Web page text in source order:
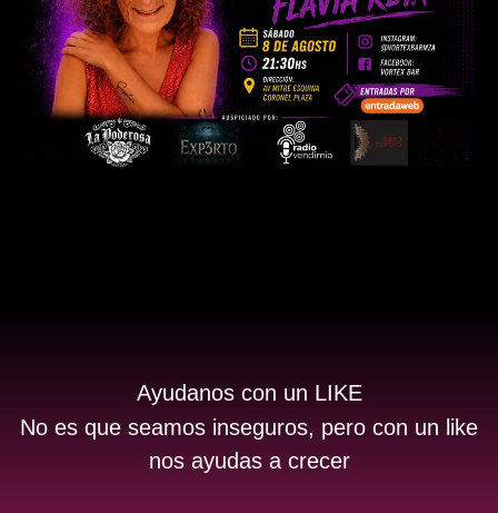
Ayudanos con un LIKE
No es que seamos inseguros, pero con un like
nos ayudas a crecer